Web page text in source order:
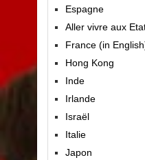
Espagne
Aller vivre aux
France (in
Hong Kong
Inde
Irlande
Israël
Italie
Japon